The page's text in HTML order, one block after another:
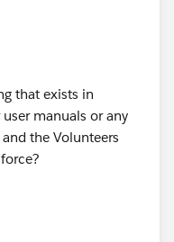
that exists in
manuals or any
the Volunteers